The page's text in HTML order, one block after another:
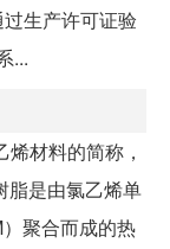
生产许可证验
...
材料的简称，
脂是由氯乙烯单
聚合而成的热